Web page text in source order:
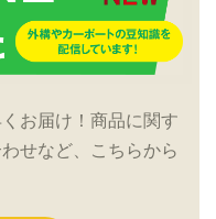
お届け！商品に関す
せなど、こちらから